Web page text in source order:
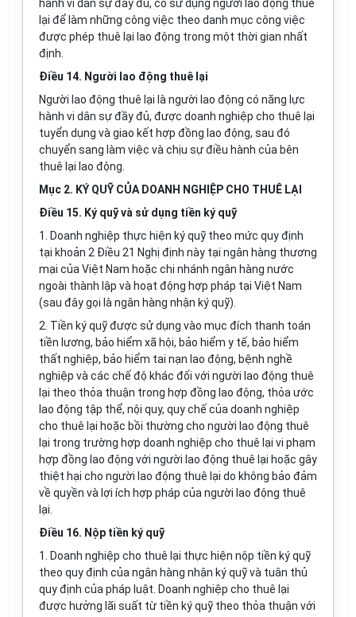
hành vi dân sự đầy đủ, có sử dụng người lao động thuê
lại để làm những công việc theo danh mục công việc
được phép thuê lại lao động trong một thời gian nhất
định.
Điều 14. Người lao động thuê lại
Người lao động thuê lại là người lao động có năng lực
hành vi dân sự đầy đủ, được doanh nghiệp cho thuê lại
tuyển dụng và giao kết hợp đồng lao động, sau đó
chuyển sang làm việc và chịu sự điều hành của bên
thuê lại lao động.
Mục 2. KÝ QUỸ CỦA DOANH NGHIỆP CHO THUÊ LẠI
Điều 15. Ký quỹ và sử dụng tiền ký quỹ
1. Doanh nghiệp thực hiện ký quỹ theo mức quy định
tại khoản 2 Điều 21 Nghị định này tại ngân hàng thương
mại của Việt Nam hoặc chi nhánh ngân hàng nước
ngoài thành lập và hoạt động hợp pháp tại Việt Nam
(sau đây gọi là ngân hàng nhận ký quỹ).
2. Tiền ký quỹ được sử dụng vào mục đích thanh toán
tiền lương, bảo hiểm xã hội, bảo hiểm y tế, bảo hiểm
thất nghiệp, bảo hiểm tai nạn lao động, bệnh nghề
nghiệp và các chế độ khác đối với người lao động thuê
lại theo thỏa thuận trong hợp đồng lao động, thỏa ước
lao động tập thể, nội quy, quy chế của doanh nghiệp
cho thuê lại hoặc bồi thường cho người lao động thuê
lại trong trường hợp doanh nghiệp cho thuê lại vi phạm
hợp đồng lao động với người lao động thuê lại hoặc gây
thiệt hại cho người lao động thuê lại do không bảo đảm
về quyền và lợi ích hợp pháp của người lao động thuê
lại.
Điều 16. Nộp tiền ký quỹ
1. Doanh nghiệp cho thuê lại thực hiện nộp tiền ký quỹ
theo quy định của ngân hàng nhận ký quỹ và tuân thủ
quy định của pháp luật. Doanh nghiệp cho thuê lại
được hưởng lãi suất từ tiền ký quỹ theo thỏa thuận với